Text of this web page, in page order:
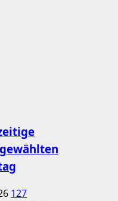
127